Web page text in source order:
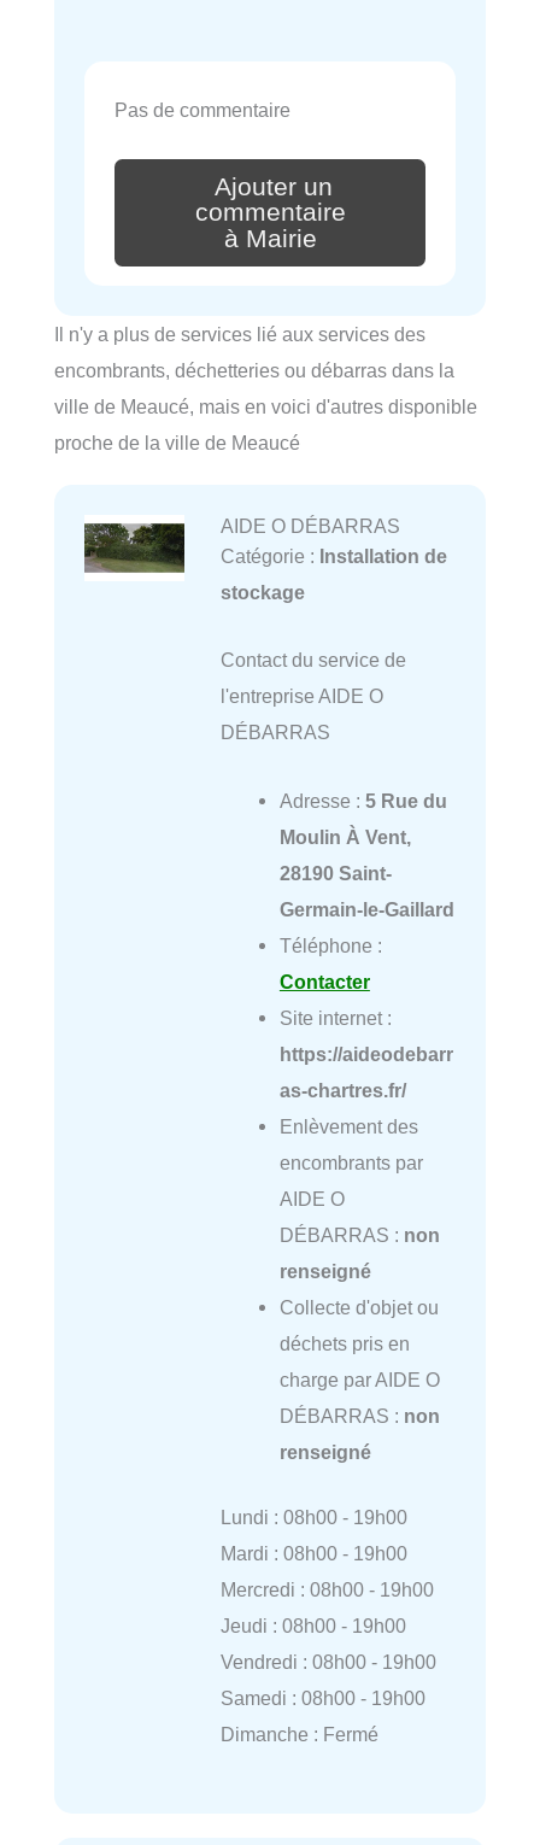
Pas de commentaire
Ajouter un
commentaire
à Mairie
Il n'y a plus de services lié aux services des
encombrants, déchetteries ou débarras dans la
ville de Meaucé, mais en voici d'autres disponible
proche de la ville de Meaucé
AIDE O DÉBARRAS
Catégorie : Installation de
stockage
Contact du service de
l'entreprise AIDE O
DÉBARRAS
Adresse : 5 Rue du
Moulin À Vent,
28190 Saint-
Germain-le-Gaillard
Téléphone :
Contacter
Site internet :
https://aideodebarr
as-chartres.fr/
Enlèvement des
encombrants par
AIDE O
DÉBARRAS : non
renseigné
Collecte d'objet ou
déchets pris en
charge par AIDE O
DÉBARRAS : non
renseigné
Lundi : 08h00 - 19h00
Mardi : 08h00 - 19h00
Mercredi : 08h00 - 19h00
Jeudi : 08h00 - 19h00
Vendredi : 08h00 - 19h00
Samedi : 08h00 - 19h00
Dimanche : Fermé